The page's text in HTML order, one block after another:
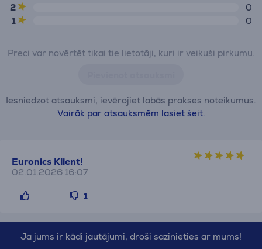
2
0
1
0
Preci var novērtēt tikai tie lietotāji, kuri ir veikuši pirkumu.
Iesniedzot atsauksmi, ievērojiet labās prakses noteikumus.
Vairāk par atsauksmēm lasiet šeit.
Euronics Klient!
02.01.2026 16:07
1
Ja jums ir kādi jautājumi, droši sazinieties ar mums!